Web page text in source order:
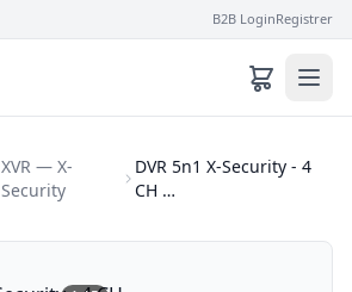
B2B LoginRegistrer
XVR — X-
Security
DVR 5n1 X-Security - 4
CH …